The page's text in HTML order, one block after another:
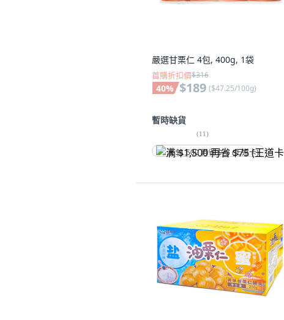
嚴選甘栗仁 4包, 400g, 1袋
首購折扣價$316
40% $189 ($47.25/100g)
暫時缺貨
(11)
满 $1,500 再省 $75 (王道卡)